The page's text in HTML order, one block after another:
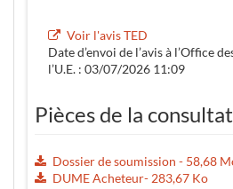
Voir l'avis TED
Date d’envoi de l’avis à l’Office
l’U.E. : 03/07/2026 11:09
Pièces de la
Dossier de soumission - 58,68
DUME Acheteur- 283,67 Ko